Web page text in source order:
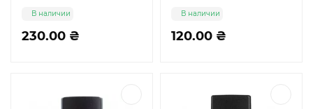
230.00 ₴
В наличии
120.00 ₴
В наличии